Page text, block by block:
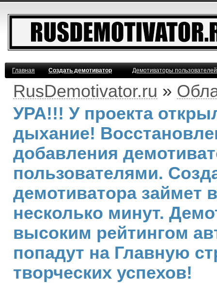
Главная Создать демотиватор Демотиваторы
RusDemotivator.ru »
УРА!!! У проекта
дыхание!
добавления
пользователями.
демотиватора займет
несколько минут.
высоким рейтингом
попадут на Главную
творческих успехов!